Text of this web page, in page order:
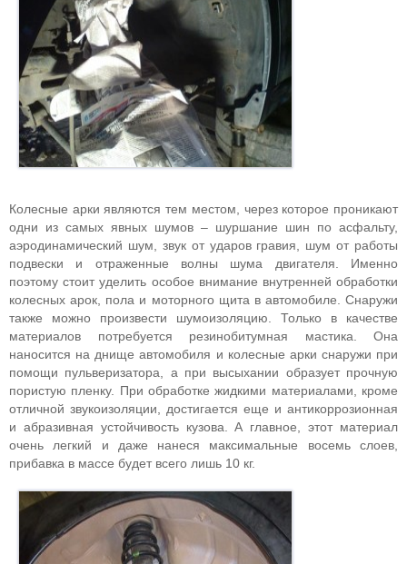
Колесные арки являются тем местом, через которое проникают
одни из самых явных шумов – шуршание шин по асфальту,
аэродинамический шум, звук от ударов гравия, шум от работы
подвески и отраженные волны шума двигателя. Именно
поэтому стоит уделить особое внимание внутренней обработки
колесных арок, пола и моторного щита в автомобиле. Снаружи
также можно произвести шумоизоляцию. Только в качестве
материалов потребуется резинобитумная мастика. Она
наносится на днище автомобиля и колесные арки снаружи при
помощи пульверизатора, а при высыхании образует прочную
пористую пленку. При обработке жидкими материалами, кроме
отличной звукоизоляции, достигается еще и антикоррозионная
и абразивная устойчивость кузова. А главное, этот материал
очень легкий и даже нанеся максимальные восемь слоев,
прибавка в массе будет всего лишь 10 кг.